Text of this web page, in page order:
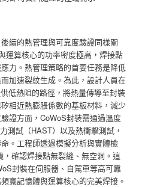
續的熱管理與可靠度驗證同樣關
運算核心的功率密度極高，焊接點
力。熱管理策略的首要任務是降低
加速裂紋生成。為此，設計人員在
低熱阻的路徑，將熱量傳導至封裝
相近熱膨脹係數的基板材料，減少
證方面，CoWoS封裝需通過溫度
測試（HAST）以及熱衝擊測試，
。工程師透過模擬分析與實體檢
確認焊接點無裂縫、無空洞。這
封裝在伺服器、自駕車等高可靠
寬記憶體與運算核心的完美焊接。